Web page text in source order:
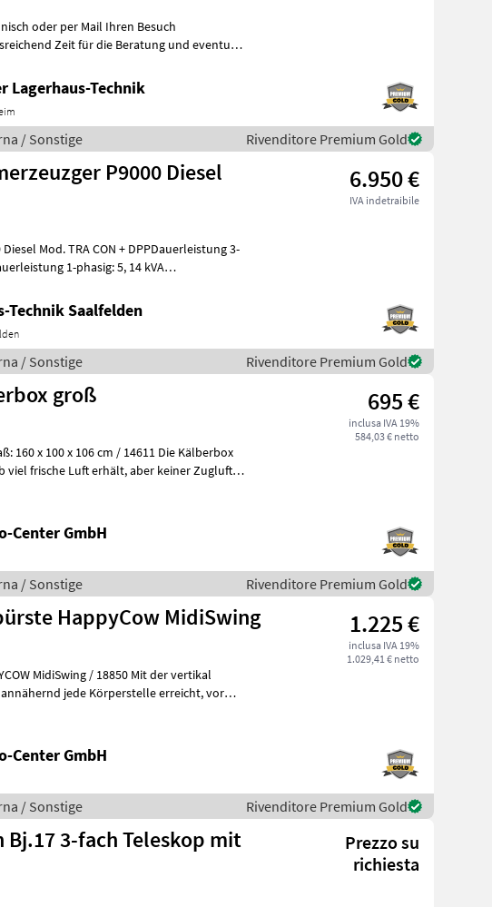
oder per Mail Ihren Besuch
Lagerhaus-Technik
/ Sonstige Rivenditore Premium Gold
P9000 Diesel 6.950 €
IVA indetraibile
Diesel Mod. TRA CON + DPPDauerleistung 3-
1-phasig: 5, 14 kVA
Technik Saalfelden
/ Sonstige Rivenditore Premium Gold
groß 695 €
inclusa IVA 19%
584,03 € netto
x 106 cm / 14611 Die Kälberbox
Center GmbH
/ Sonstige Rivenditore Premium Gold
HappyCow MidiSwing 1.225 €
inclusa IVA 19%
1.029,41 € netto
/ 18850 Mit der vertikal
jede Körperstelle erreicht, vor
Center GmbH
/ Sonstige Rivenditore Premium Gold
Bj.17 3-fach Teleskop mit
Prezzo su
richiesta